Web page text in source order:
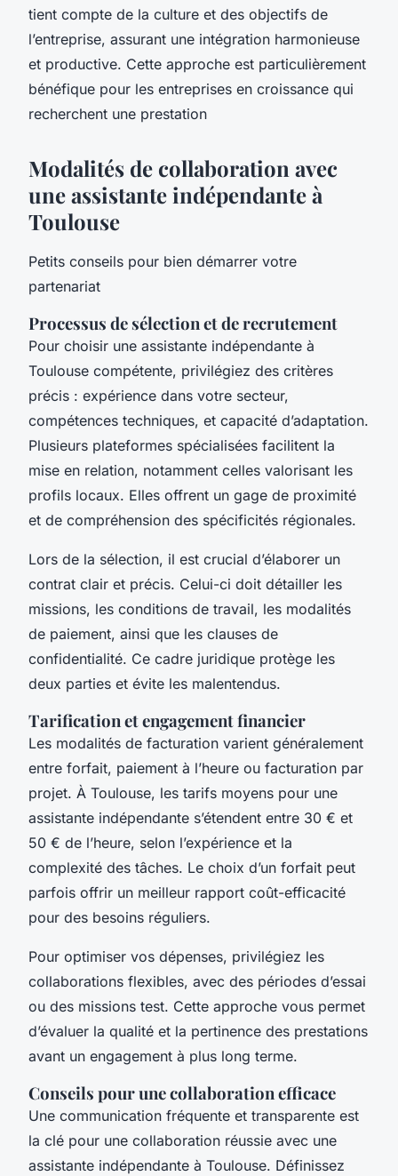
tient compte de la culture et des objectifs de
l’entreprise, assurant une intégration harmonieuse
et productive. Cette approche est particulièrement
bénéfique pour les entreprises en croissance qui
recherchent une prestation
Modalités de collaboration avec
une assistante indépendante à
Toulouse
Petits conseils pour bien démarrer votre
partenariat
Processus de sélection et de recrutement
Pour choisir une assistante indépendante à
Toulouse compétente, privilégiez des critères
précis : expérience dans votre secteur,
compétences techniques, et capacité d’adaptation.
Plusieurs plateformes spécialisées facilitent la
mise en relation, notamment celles valorisant les
profils locaux. Elles offrent un gage de proximité
et de compréhension des spécificités régionales.
Lors de la sélection, il est crucial d’élaborer un
contrat clair et précis. Celui-ci doit détailler les
missions, les conditions de travail, les modalités
de paiement, ainsi que les clauses de
confidentialité. Ce cadre juridique protège les
deux parties et évite les malentendus.
Tarification et engagement financier
Les modalités de facturation varient généralement
entre forfait, paiement à l’heure ou facturation par
projet. À Toulouse, les tarifs moyens pour une
assistante indépendante s’étendent entre 30 € et
50 € de l’heure, selon l’expérience et la
complexité des tâches. Le choix d’un forfait peut
parfois offrir un meilleur rapport coût-efficacité
pour des besoins réguliers.
Pour optimiser vos dépenses, privilégiez les
collaborations flexibles, avec des périodes d’essai
ou des missions test. Cette approche vous permet
d’évaluer la qualité et la pertinence des prestations
avant un engagement à plus long terme.
Conseils pour une collaboration efficace
Une communication fréquente et transparente est
la clé pour une collaboration réussie avec une
assistante indépendante à Toulouse. Définissez